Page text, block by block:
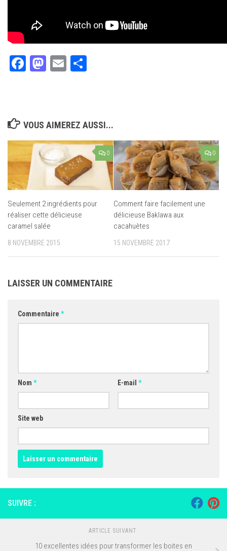
Facebook
Mastodon
Email
VOUS AIMEREZ AUSSI...
0
Seulement 2 ingrédients pour
réaliser cette délicieuse
caramel salée
8 NOVEMBRE 2015
0
Comment faire facilement une
délicieuse Baklawa aux
cacahuètes
15 NOVEMBRE 2017
LAISSER UN COMMENTAIRE
Commentaire *
Nom * E-mail *
Site web
SUIVRE :
ARTICLE SUIVANT
10 excellentes idées pour transformer les boites en